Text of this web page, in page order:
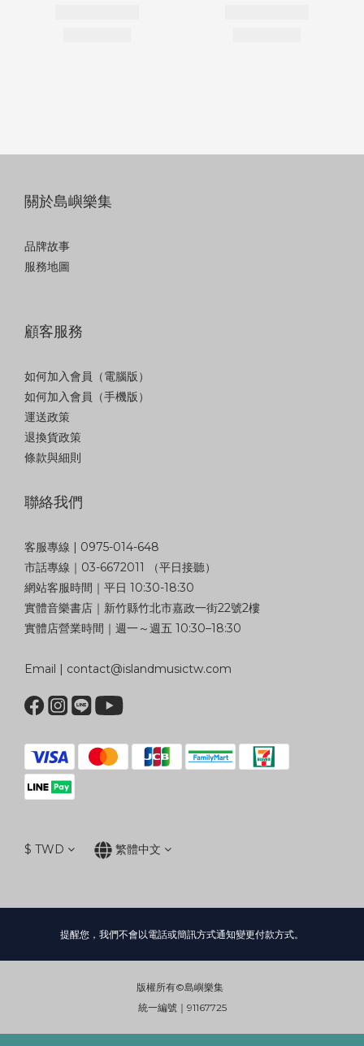
關於島嶼樂集
品牌故事
服務地圖
顧客服務
如何加入會員（電腦版）
如何加入會員（手機版）
運送政策
退換貨政策
條款與細則
聯絡我們
客服專線 | 0975-014-648
市話專線｜03-6672011 （平日接聽）
網站客服時間｜平日 10:30-18:30
實體音樂書店｜新竹縣竹北市嘉政一街22號2樓
實體店營業時間｜週一～週五 10:30–18:30
Email | contact@islandmusictw.com
$ TWD 繁體中文
提醒您，我們不會以電話或簡訊方式通知變更付款方式。
版權所有©島嶼樂集
統一編號｜91167725